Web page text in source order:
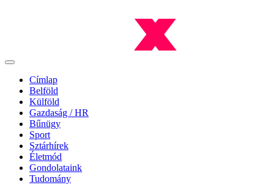
Címlap
Belföld
Külföld
Gazdaság / HR
Bűnügy
Sport
Sztárhírek
Életmód
Gondolataink
Tudomány